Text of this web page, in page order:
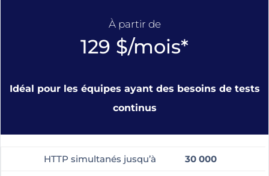
À partir de
129 $/mois*
Idéal pour les équipes ayant des besoins de tests
continus
HTTP simultanés jusqu’à 30 000